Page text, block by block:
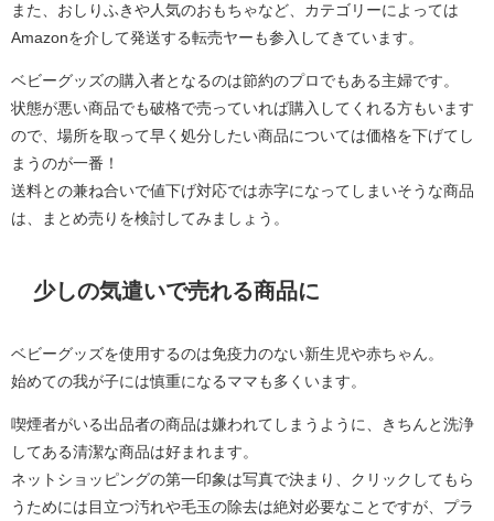
また、おしりふきや人気のおもちゃなど、カテゴリーによっては
Amazonを介して発送する転売ヤーも参入してきています。
ベビーグッズの購入者となるのは節約のプロでもある主婦です。
状態が悪い商品でも破格で売っていれば購入してくれる方もいます
ので、場所を取って早く処分したい商品については価格を下げてし
まうのが一番！
送料との兼ね合いで値下げ対応では赤字になってしまいそうな商品
は、まとめ売りを検討してみましょう。
少しの気遣いで売れる商品に
ベビーグッズを使用するのは免疫力のない新生児や赤ちゃん。
始めての我が子には慎重になるママも多くいます。
喫煙者がいる出品者の商品は嫌われてしまうように、きちんと洗浄
してある清潔な商品は好まれます。
ネットショッピングの第一印象は写真で決まり、クリックしてもら
うためには目立つ汚れや毛玉の除去は絶対必要なことですが、プラ